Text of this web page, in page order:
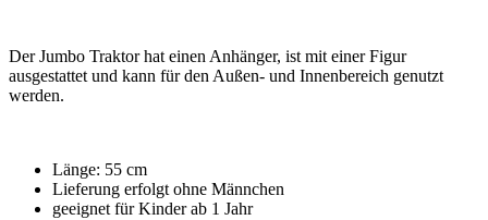
Der Jumbo Traktor hat einen Anhänger, ist mit einer Figur
ausgestattet und kann für den Außen- und Innenbereich genutzt
werden.
Länge: 55 cm
Lieferung erfolgt ohne Männchen
geeignet für Kinder ab 1 Jahr